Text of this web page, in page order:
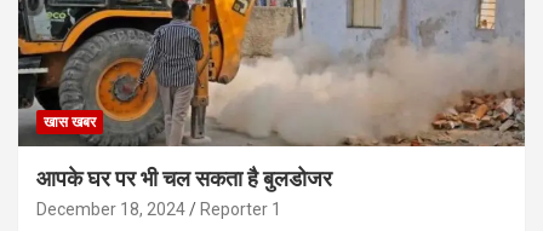
खास खबर
आपके घर पर भी चल सकता है बुलडोजर
December 18, 2024 Reporter 1